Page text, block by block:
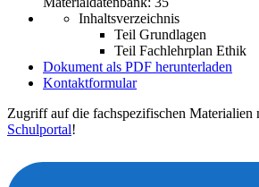
Inhaltsverzeichnis
Teil Grundlagen
Teil Fachlehrplan Ethik
Dokument als PDF herunterladen
Kontaktformular
Zugriff auf die fachspezifischen Materialien
Schulportal!